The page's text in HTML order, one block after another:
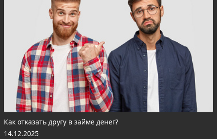
Как отказать другу в займе денег?
14.12.2025